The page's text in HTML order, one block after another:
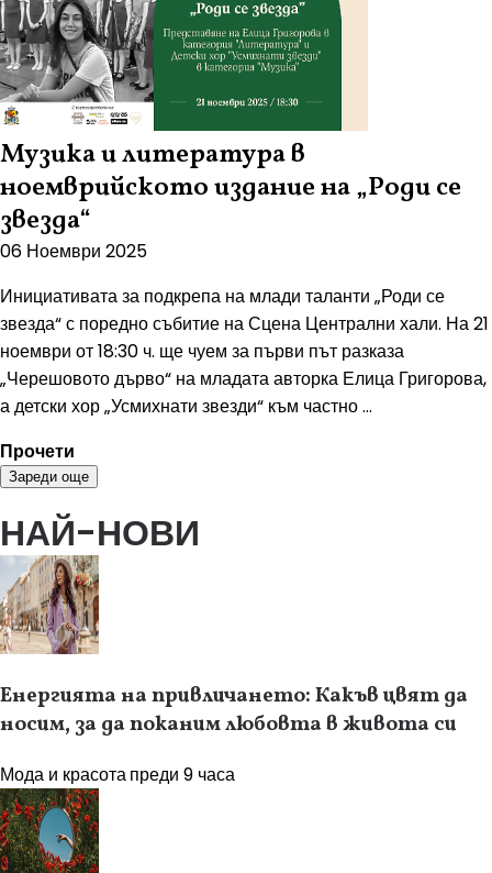
Музика и литература в
ноемврийското издание на „Роди се
звезда“
06 Ноември 2025
Инициативата за подкрепа на млади таланти „Роди се
звезда“ с поредно събитие на Сцена Централни хали. На 21
ноември от 18:30 ч. ще чуем за първи път разказа
„Черешовото дърво“ на младата авторка Елица Григорова,
а детски хор „Усмихнати звезди“ към частно ...
Прочети
Зареди още
НАЙ-НОВИ
Енергията на привличането: Какъв цвят да
носим, за да поканим любовта в живота си
Мода и красотапреди 9 часа